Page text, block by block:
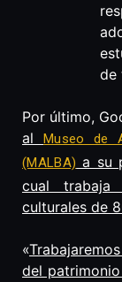
de
Por último,
alMuseo de
(MALBA) a su
cual trabaja
culturales de
«
del